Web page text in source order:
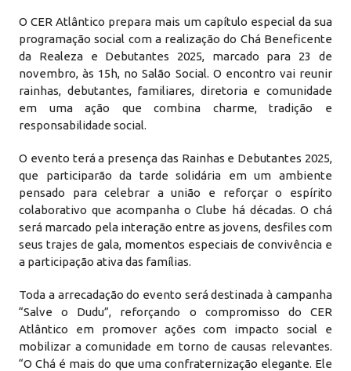
O CER Atlântico prepara mais um capítulo especial da sua
programação social com a realização do Chá Beneficente
da Realeza e Debutantes 2025, marcado para 23 de
novembro, às 15h, no Salão Social. O encontro vai reunir
rainhas, debutantes, familiares, diretoria e comunidade
em uma ação que combina charme, tradição e
responsabilidade social.
O evento terá a presença das Rainhas e Debutantes 2025,
que participarão da tarde solidária em um ambiente
pensado para celebrar a união e reforçar o espírito
colaborativo que acompanha o Clube há décadas. O chá
será marcado pela interação entre as jovens, desfiles com
seus trajes de gala, momentos especiais de convivência e
a participação ativa das famílias.
Toda a arrecadação do evento será destinada à campanha
“Salve o Dudu”, reforçando o compromisso do CER
Atlântico em promover ações com impacto social e
mobilizar a comunidade em torno de causas relevantes.
“O Chá é mais do que uma confraternização elegante. Ele